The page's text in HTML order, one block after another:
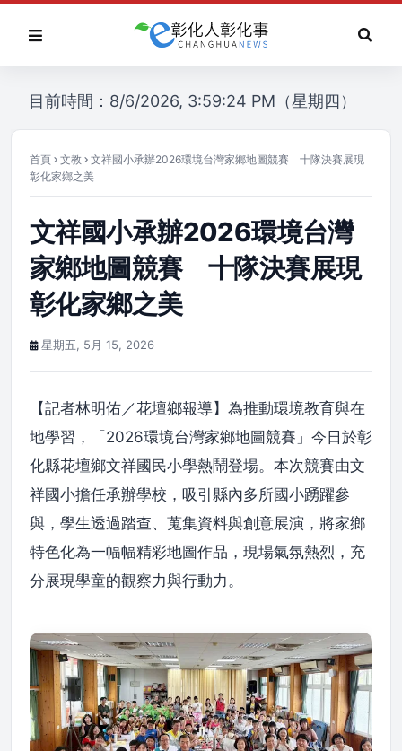
目前時間：8/6/2026, 3:59:24 PM（星期四）
首頁 文教
文祥國小承辦2026環境台灣家鄉地圖競賽 十隊決賽展現
彰化家鄉之美
文祥國小承辦2026環境台灣
家鄉地圖競賽 十隊決賽展現
彰化家鄉之美
星期五, 5月 15, 2026
【記者林明佑／花壇鄉報導】為推動環境教育與在
地學習，「2026環境台灣家鄉地圖競賽」今日於彰
化縣花壇鄉文祥國民小學熱鬧登場。本次競賽由文
祥國小擔任承辦學校，吸引縣內多所國小踴躍參
與，學生透過踏查、蒐集資料與創意展演，將家鄉
特色化為一幅幅精彩地圖作品，現場氣氛熱烈，充
分展現學童的觀察力與行動力。